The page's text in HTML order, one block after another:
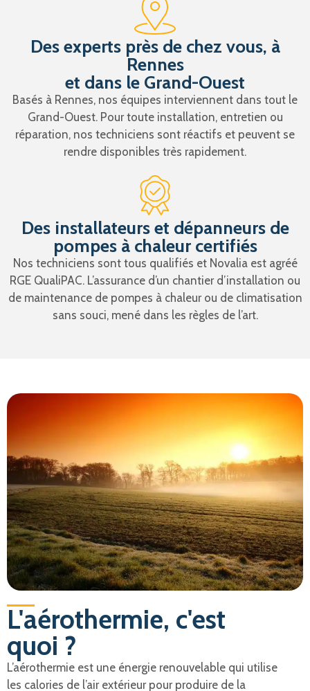
Des experts près de chez vous, à
Rennes
et dans le Grand-Ouest
Basés à Rennes, nos équipes interviennent dans tout le
Grand-Ouest. Pour toute installation, entretien ou
réparation, nos techniciens sont réactifs et peuvent se
rendre disponibles très rapidement.
Des installateurs et dépanneurs de
pompes à chaleur certifiés
Nos techniciens sont tous qualifiés et Novalia est agréé
RGE QualiPAC. L’assurance d’un chantier d’installation ou
de maintenance de pompes à chaleur ou de climatisation
sans souci, mené dans les règles de l’art.
L'aérothermie, c'est
quoi ?
L’aérothermie est une énergie renouvelable qui utilise
les calories de l’air extérieur pour produire de la